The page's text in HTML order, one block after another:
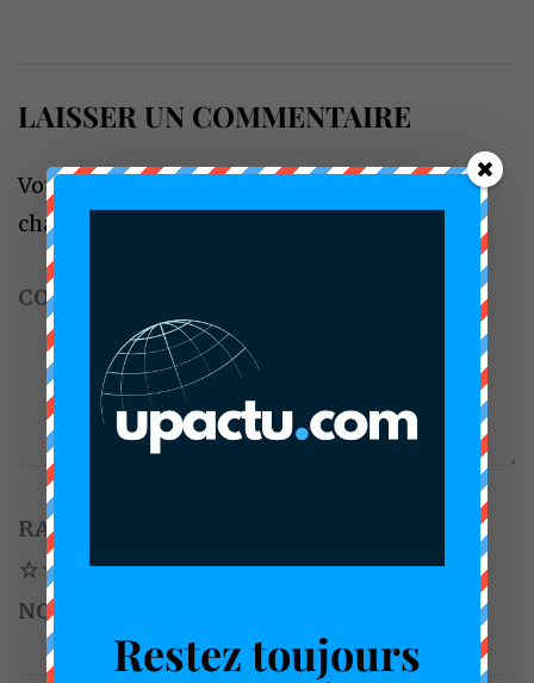
LAISSER UN COMMENTAIRE
Votre adresse e-mail ne sera pas publiée.
Les
champs obligatoires sont indiqués avec
COMMENTAIRE
RATING
5
3
2
NOM
Restez toujours